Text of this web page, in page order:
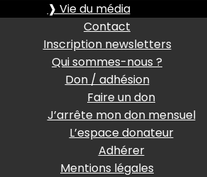
❱ Vie du média
Contact
Inscription newsletters
Qui sommes-nous ?
Don / adhésion
Faire un don
J’arrête mon don mensuel
L’espace donateur
Adhérer
Mentions légales